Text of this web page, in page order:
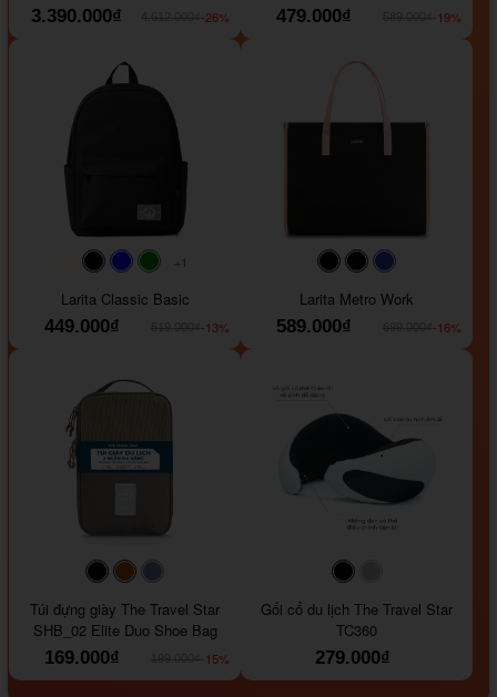
3.390.000₫
-26%
479.000₫
-19%
#faf0e6#000000#0000FF
+1
Larita Classic Basic
449.000₫
-13%
#000000#000000
Larita Metro Work
589.000₫
-16%
#000000#964B00
Túi đựng giày The Travel Star
SHB_02 Elite Duo Shoe Bag
169.000₫
-15%
Gối cổ du lịch The Travel Star
TC360
279.000₫